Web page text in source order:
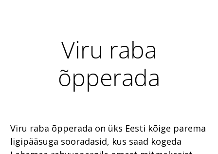
Viru raba
õpperada
Viru raba õpperada on üks Eesti kõige parema
ligipääsuga sooradasid, kus saad kogeda